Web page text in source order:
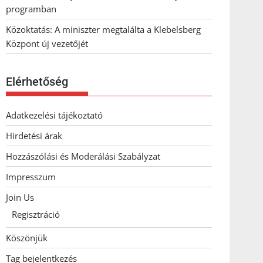
programban
Közoktatás: A miniszter megtalálta a Klebelsberg
Központ új vezetőjét
Elérhetőség
Adatkezelési tájékoztató
Hirdetési árak
Hozzászólási és Moderálási Szabályzat
Impresszum
Join Us
Regisztráció
Köszönjük
Tag bejelentkezés